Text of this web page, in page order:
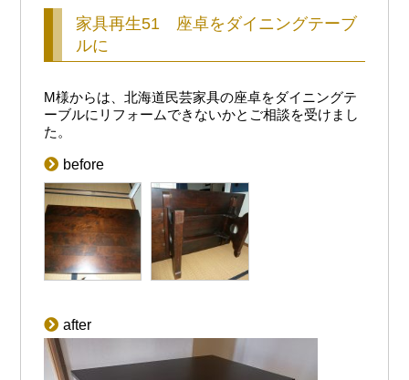
家具再生51 座卓をダイニングテーブ
ルに
M様からは、北海道民芸家具の座卓をダイニングテ
ーブルにリフォームできないかとご相談を受けまし
た。
before
after